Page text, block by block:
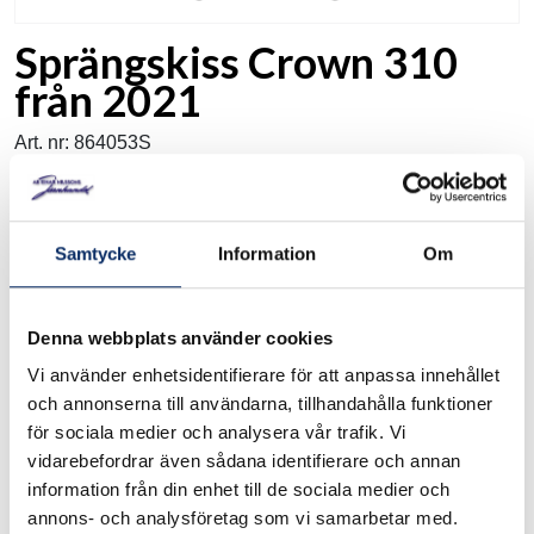
Samtycke Information Om
Denna webbplats använder cookies
Vi använder enhetsidentifierare för att anpassa innehållet
och annonserna till användarna, tillhandahålla funktioner
för sociala medier och analysera vår trafik. Vi
vidarebefordrar även sådana identifierare och annan
information från din enhet till de sociala medier och
annons- och analysföretag som vi samarbetar med.
Sprängskiss Crown 310
från 2021
Art. nr: 864053S
Ladda ner sprängskissen (den går inte att köpa)
När du har hittat resevdelen mailar du oss så kommer du att få
pris och leveranstid Maila till info@nilssonsjarnhandel.se
Sprängskiss och sortimentslista